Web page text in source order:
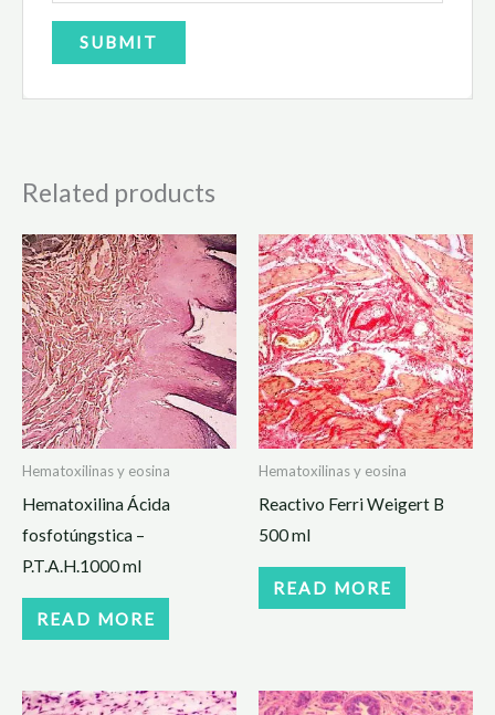
Related products
Hematoxilinas y eosina
Hematoxilina Ácida
fosfotúngstica –
P.T.A.H.1000 ml
READ MORE
Hematoxilinas y eosina
Reactivo Ferri Weigert B
500 ml
READ MORE